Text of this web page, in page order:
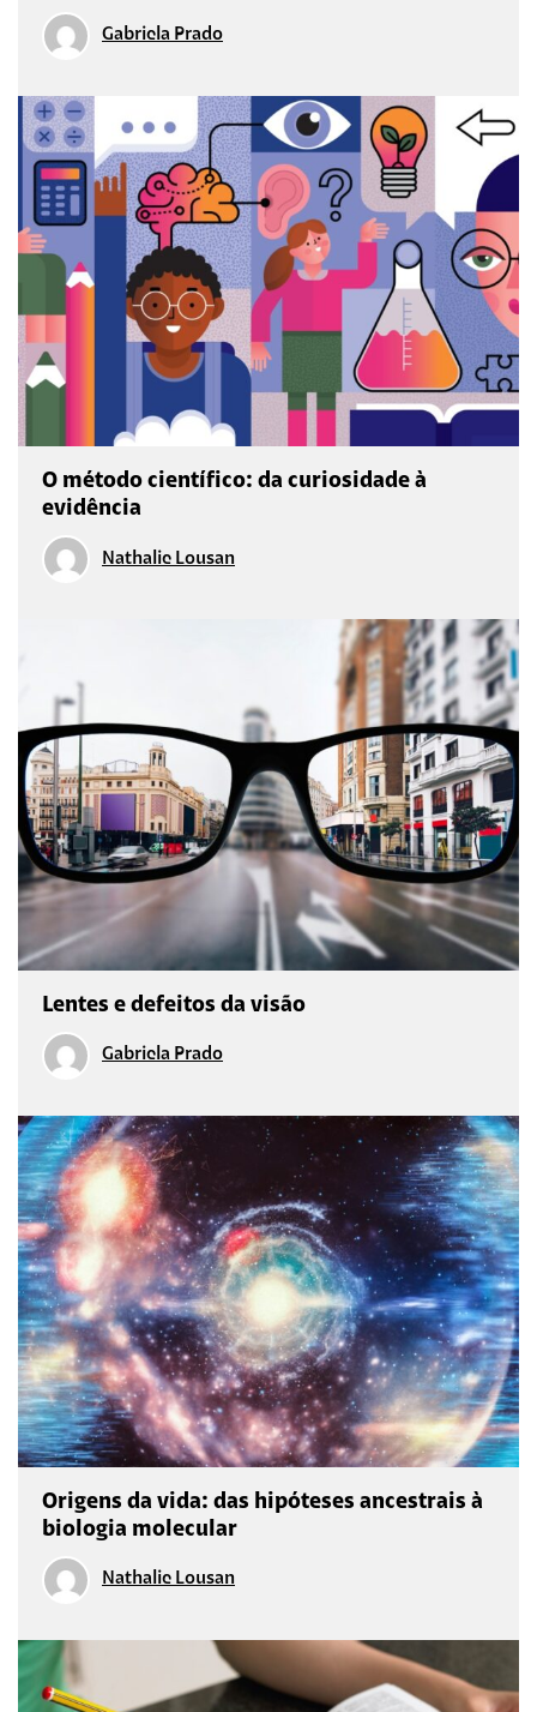
Gabriela Prado
O método científico: da curiosidade à
evidência
Nathalie Lousan
Lentes e defeitos da visão
Gabriela Prado
Origens da vida: das hipóteses ancestrais à
biologia molecular
Nathalie Lousan